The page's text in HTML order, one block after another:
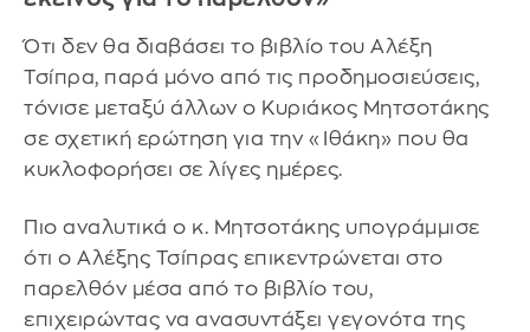
Ότι δεν θα διαβάσει το βιβλίο του Αλέξη
Τσίπρα, παρά μόνο από τις προδημοσιεύσεις,
τόνισε μεταξύ άλλων ο Κυριάκος Μητσοτάκης
σε σχετική ερώτηση για την «Ιθάκη» που θα
κυκλοφορήσει σε λίγες ημέρες.
Πιο αναλυτικά ο κ. Μητσοτάκης υπογράμμισε
ότι ο Αλέξης Τσίπρας επικεντρώνεται στο
παρελθόν μέσα από το βιβλίο του,
επιχειρώντας να ανασυντάξει γεγονότα της